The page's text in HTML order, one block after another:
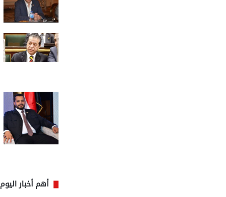
أهم أخبار اليوم